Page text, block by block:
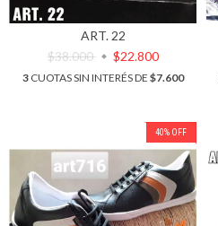
ART. 22
$38.000
$22.800
3CUOTAS SIN INTERÉS DE $7.600
40% OFF